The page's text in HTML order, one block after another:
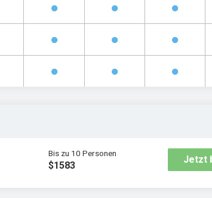
Bis zu 10 Personen
$1583
Jetzt